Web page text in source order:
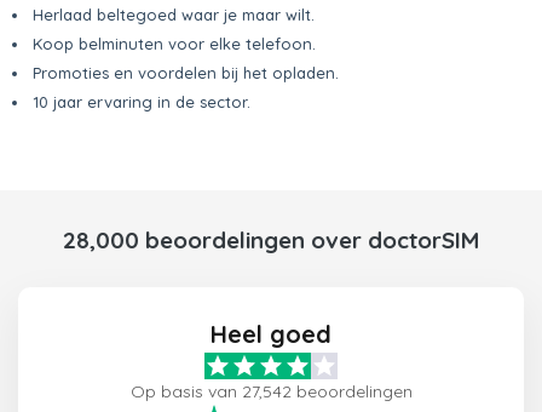
Herlaad beltegoed waar je maar wilt.
Koop belminuten voor elke telefoon.
Promoties en voordelen bij het opladen.
10 jaar ervaring in de sector.
28,000 beoordelingen over doctorSIM
Heel goed
Op basis van 27,542 beoordelingen